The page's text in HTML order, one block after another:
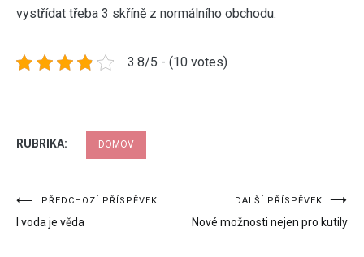
vystřídat třeba 3 skříně z normálního obchodu.
3.8/5 - (10 votes)
RUBRIKA: DOMOV
Navigace
pro
PŘEDCHOZÍ PŘÍSPĚVEK
I voda je věda
DALŠÍ PŘÍSPĚVEK
Nové možnosti nejen pro kutily